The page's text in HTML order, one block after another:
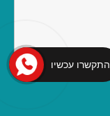
התקשרו עכשיו